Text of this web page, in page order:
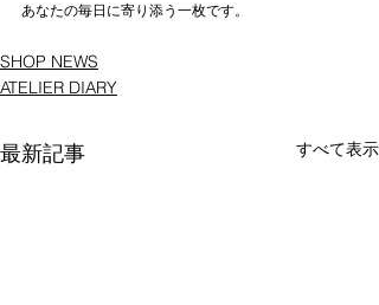
あなたの毎日に寄り添う一枚です。
SHOP NEWS
ATELIER DIARY
最新記事 すべて表示